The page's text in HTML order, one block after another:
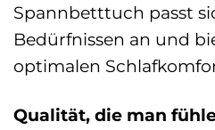
Spannbetttuch passt
Bedürfnissen an und
optimalen
Qualität, die man